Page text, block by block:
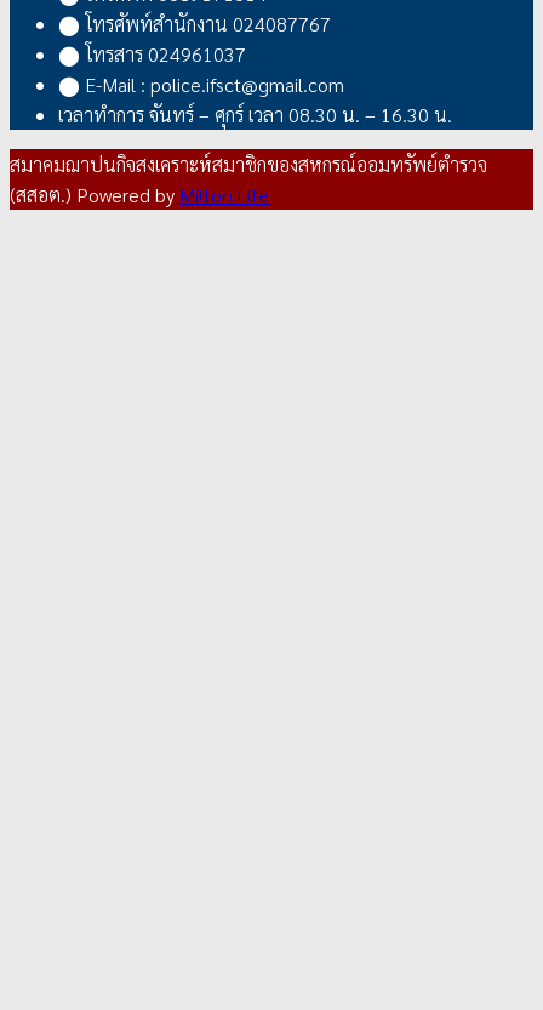
⬤ โทรศัพท์สำนักงาน 024087767
⬤ โทรสาร 024961037
⬤ E-Mail : police.ifsct@gmail.com
เวลาทำการ จันทร์ – ศุกร์ เวลา 08.30 น. – 16.30 น.
สมาคมฌาปนกิจสงเคราะห์สมาชิกของสหกรณ์ออมทรัพย์ตำรวจ
(สสอต.) Powered by Milton Lite